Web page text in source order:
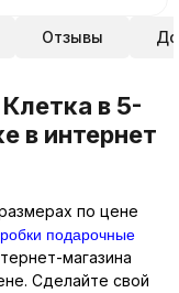
Отзывы
в 5-
в интернет
по цене
подарочные
магазина
Сделайте свой